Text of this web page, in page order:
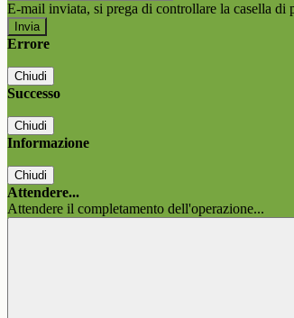
E-mail inviata, si prega di controllare la casella di
Errore
Chiudi
Successo
Chiudi
Informazione
Chiudi
Attendere...
Attendere il completamento dell'operazione...